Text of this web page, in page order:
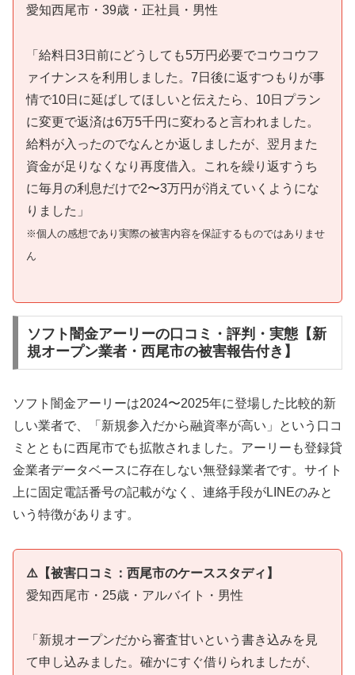
愛知西尾市・39歳・正社員・男性
「給料日3日前にどうしても5万円必要でコウコウフ
ァイナンスを利用しました。7日後に返すつもりが事
情で10日に延ばしてほしいと伝えたら、10日プラン
に変更で返済は6万5千円に変わると言われました。
給料が入ったのでなんとか返しましたが、翌月また
資金が足りなくなり再度借入。これを繰り返すうち
に毎月の利息だけで2〜3万円が消えていくようにな
りました」
※個人の感想であり実際の被害内容を保証するものではありませ
ん
ソフト闇金アーリーの口コミ・評判・実態【新
規オープン業者・西尾市の被害報告付き】
ソフト闇金アーリーは2024〜2025年に登場した比較的新
しい業者で、「新規参入だから融資率が高い」という口コ
ミとともに西尾市でも拡散されました。アーリーも登録貸
金業者データベースに存在しない無登録業者です。サイト
上に固定電話番号の記載がなく、連絡手段がLINEのみと
いう特徴があります。
⚠️【被害口コミ：西尾市のケーススタディ】
愛知西尾市・25歳・アルバイト・男性
「新規オープンだから審査甘いという書き込みを見
て申し込みました。確かにすぐ借りられましたが、